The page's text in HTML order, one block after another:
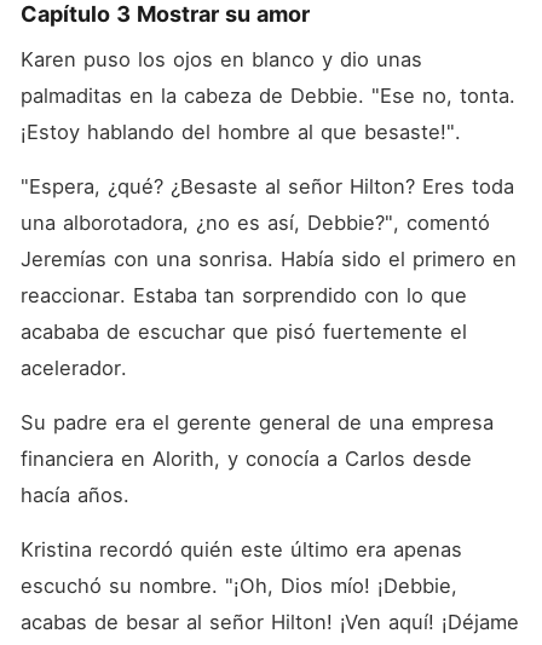
Capítulo 3 Mostrar su amor
Karen puso los ojos en blanco y dio unas
palmaditas en la cabeza de Debbie. "Ese no, tonta.
¡Estoy hablando del hombre al que besaste!".
"Espera, ¿qué? ¿Besaste al señor Hilton? Eres toda
una alborotadora, ¿no es así, Debbie?", comentó
Jeremías con una sonrisa. Había sido el primero en
reaccionar. Estaba tan sorprendido con lo que
acababa de escuchar que pisó fuertemente el
acelerador.
Su padre era el gerente general de una empresa
financiera en Alorith, y conocía a Carlos desde
hacía años.
Kristina recordó quién este último era apenas
escuchó su nombre. "¡Oh, Dios mío! ¡Debbie,
acabas de besar al señor Hilton! ¡Ven aquí! ¡Déjame